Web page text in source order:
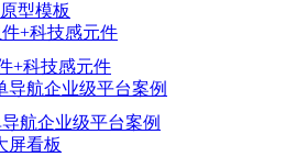
型模板
+科技感元件
航企业级平台案例